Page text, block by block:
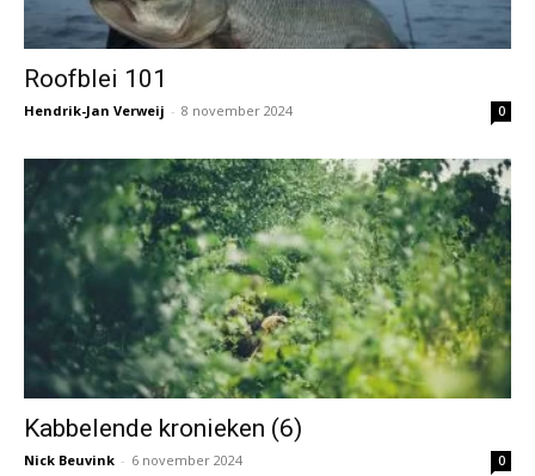
Roofblei 101
Hendrik-Jan Verweij - 8 november 2024 0
Kabbelende kronieken (6)
Nick Beuvink - 6 november 2024 0